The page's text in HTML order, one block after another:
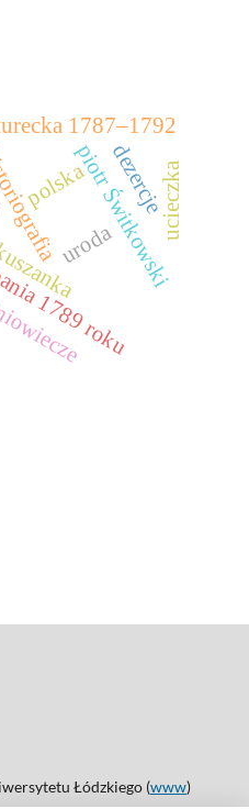
uroda
1787–1792
1789 roku
piotr Świtkowski
polska dezercjeucieczka
Łódzkiego (www)